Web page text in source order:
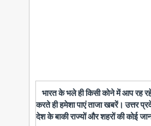
भारत के भले ही किसी कोने में आप रह
करते ही हमेशा पाएं ताजा खबरें। उत्तर
देश के बाकी राज्यों और शहरों की कोई